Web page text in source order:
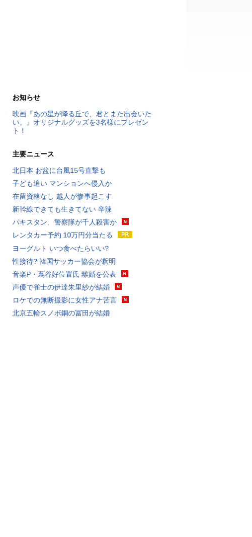
お知らせ
映画『あの星が降る丘で、君とまた出会いた
い。』オリジナルグッズを3名様にプレゼン
ト！
主要ニュース
北日本 お盆に台風15号直撃も
子ども追い マンションへ侵入か
在留資格なし 越人が惨事起こす
新幹線できても生きてない 辛辣
パキスタン、警察隊が千人殺害か
レンタカー予約 10万円分当たる
ヨーグルト いつ食べたらいい?
性接待? 韓国サッカー協会が釈明
音楽P・蔦谷好位置氏 離婚を公表
声優で雀士の伊達朱里紗が結婚
ロケでの無断撮影に女性アナ苦言
北京五輪スノボ銅の冨田が結婚